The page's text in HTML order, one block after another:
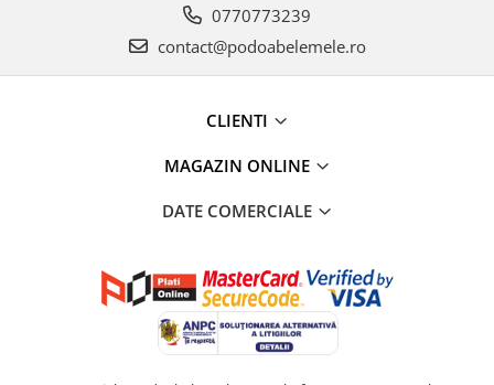
0770773239
contact@podoabelemele.ro
CLIENTI
MAGAZIN ONLINE
DATE COMERCIALE